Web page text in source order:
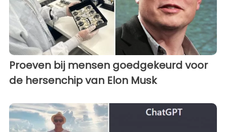
Proeven bij mensen goedgekeurd voor
de hersenchip van Elon Musk